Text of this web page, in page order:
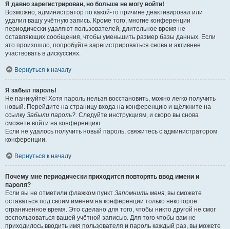
Я давно зарегистрирован, но больше не могу войти!
Возможно, администратор по какой-то причине деактивировал или
удалил вашу учётную запись. Кроме того, многие конференции
периодически удаляют пользователей, длительное время не
оставляющих сообщения, чтобы уменьшить размер базы данных. Если
это произошло, попробуйте зарегистрироваться снова и активнее
участвовать в дискуссиях.
Вернуться к началу
Я забыл пароль!
Не паникуйте! Хотя пароль нельзя восстановить, можно легко получить
новый. Перейдите на страницу входа на конференцию и щёлкните на
ссылку Забыли пароль?. Следуйте инструкциям, и скоро вы снова
сможете войти на конференцию.
Если не удалось получить новый пароль, свяжитесь с администратором
конференции.
Вернуться к началу
Почему мне периодически приходится повторять ввод имени и
пароля?
Если вы не отметили флажком пункт Запомнить меня, вы сможете
оставаться под своим именем на конференции только некоторое
ограниченное время. Это сделано для того, чтобы никто другой не смог
воспользоваться вашей учётной записью. Для того чтобы вам не
приходилось вводить имя пользователя и пароль каждый раз, вы можете